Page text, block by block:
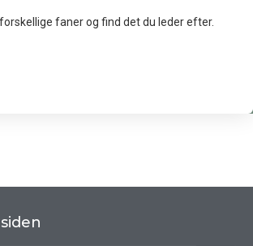
faner og find det du leder efter.